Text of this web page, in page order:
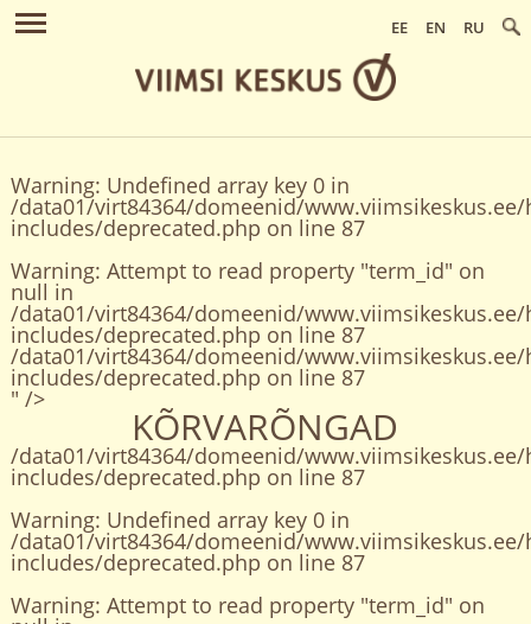
EE EN RU
Warning: Undefined array key 0 in
/data01/virt84364/domeenid/
includes/deprecated.php on line 87
Warning: Attempt to read property "term_id" on
null in
/data01/virt84364/domeenid/
includes/deprecated.php on line 87
/data01/virt84364/domeenid/
includes/deprecated.php on line 87
" />
KÕRVARÕNGAD
/data01/virt84364/domeenid/
includes/deprecated.php on line 87
Warning: Undefined array key 0 in
/data01/virt84364/domeenid/
includes/deprecated.php on line 87
Warning: Attempt to read property "term_id" on